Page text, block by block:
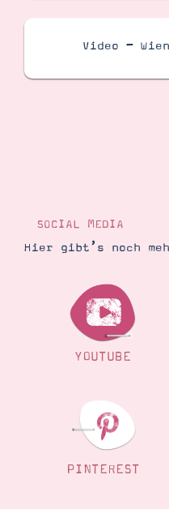
Video –
SOCIAL MEDIA
Hier gibt’s noch
YOUTUBE
PINTEREST